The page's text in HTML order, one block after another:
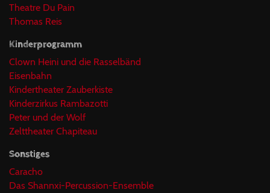
Theatre Du Pain
Thomas Reis
Kinderprogramm
Clown Heini und die Rasselbänd
Eisenbahn
Kindertheater Zauberkiste
Kinderzirkus Rambazotti
Peter und der Wolf
Zelttheater Chapiteau
Sonstiges
Caracho
Das Shannxi-Percussion-Ensemble